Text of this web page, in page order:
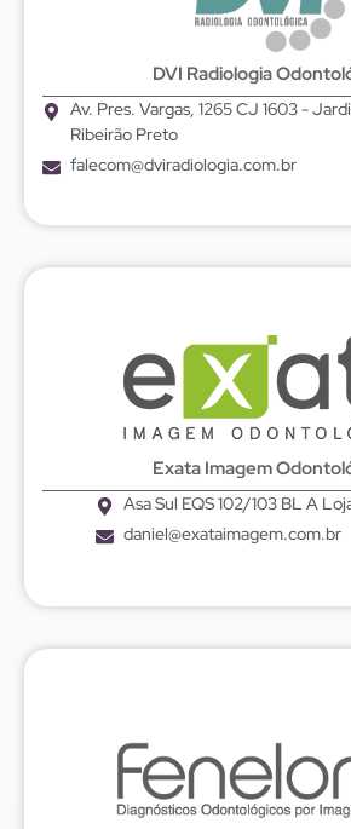
DVI Radiologia
Av. Pres. Vargas, 1265 CJ 1603 -
Ribeirão Preto
falecom@dviradiologia.com.br
Exata Imagem
Asa Sul EQS 102/103 BL A
daniel@exataimagem.com.br